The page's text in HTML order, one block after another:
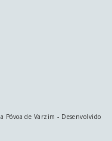
Póvoa de Varzim - Desenvolvido